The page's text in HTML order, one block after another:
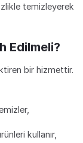
temizleyerek
Edilmeli?
bir hizmettir.
kullanır,